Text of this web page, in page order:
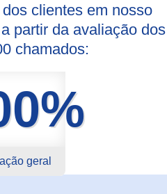
clientes em nosso
partir da avaliação dos
chamados:
geral